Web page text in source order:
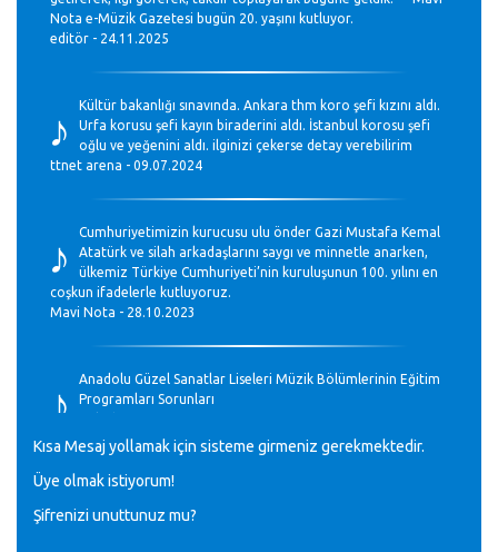
Nota e-Müzik Gazetesi bugün 20. yaşını kutluyor.
editör - 24.11.2025
♪
Kültür bakanlığı sınavında. Ankara thm koro şefi kızını aldı.
Urfa korusu şefi kayın biraderini aldı. İstanbul korosu şefi
oğlu ve yeğenini aldı. ilginizi çekerse detay verebilirim
ttnet arena - 09.07.2024
♪
Cumhuriyetimizin kurucusu ulu önder Gazi Mustafa Kemal
Atatürk ve silah arkadaşlarını saygı ve minnetle anarken,
ülkemiz Türkiye Cumhuriyeti’nin kuruluşunun 100. yılını en
coşkun ifadelerle kutluyoruz.
Mavi Nota - 28.10.2023
♪
Anadolu Güzel Sanatlar Liseleri Müzik Bölümlerinin Eğitim
Programları Sorunları
♪
GEÇMİŞ OLSUN TÜRKİYE!
Mavi Nota - 07.02.2023
Kısa Mesaj yollamak için sisteme girmeniz gerekmektedir.
Üye olmak istiyorum!
Şifrenizi unuttunuz mu?